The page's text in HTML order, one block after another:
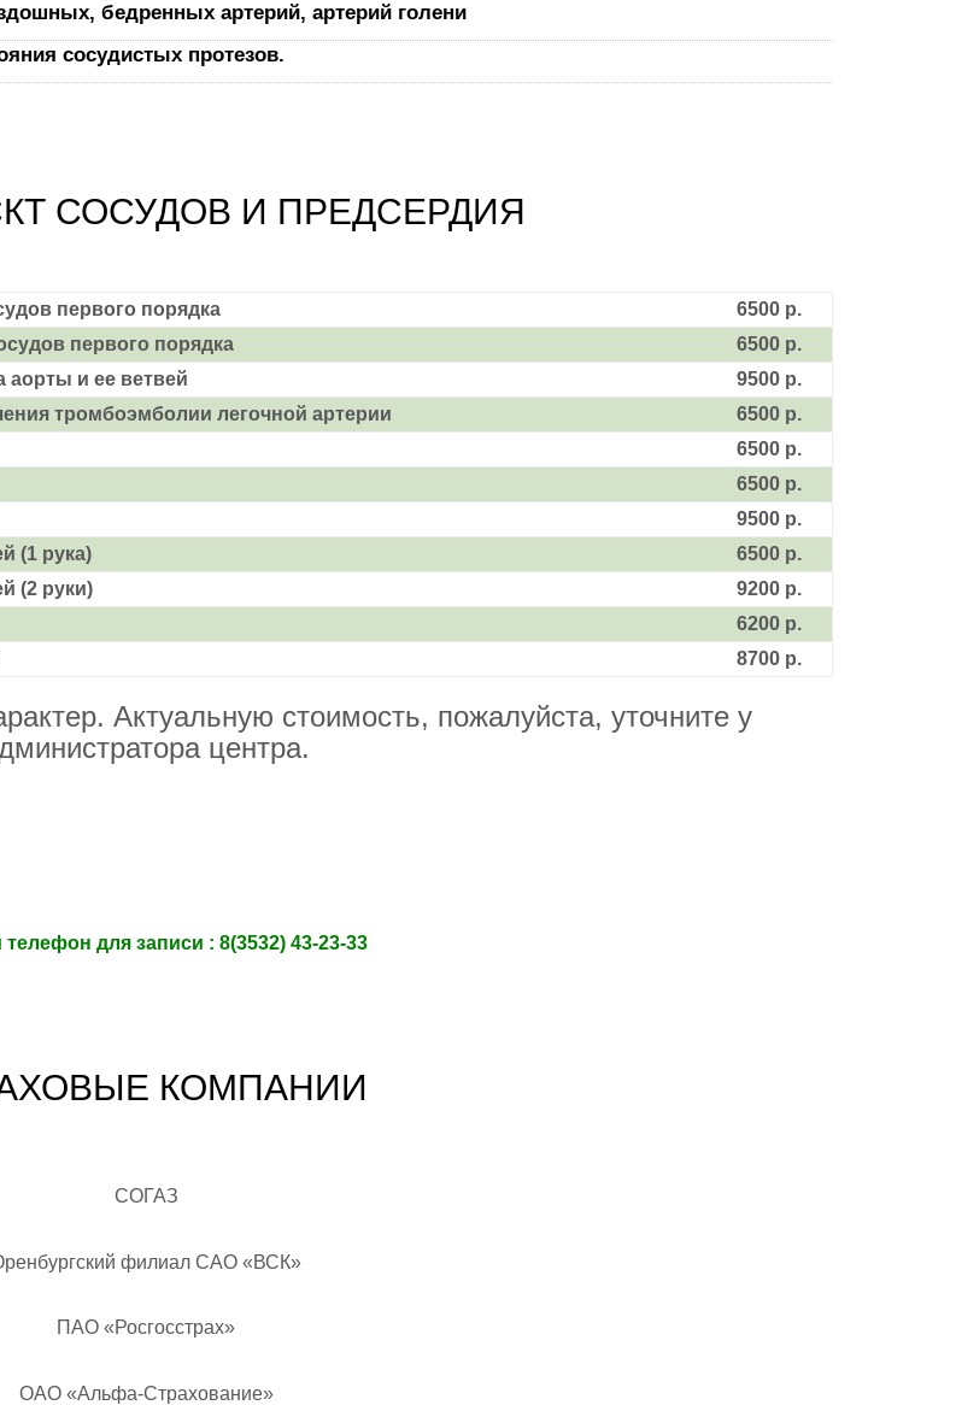
бедренных артерий, артерий голени
сосудистых протезов.
СОСУДОВ И ПРЕДСЕРДИЯ
первого порядка
6500 р.
первого порядка
6500 р.
аорты и ее ветвей
9500 р.
тромбоэмболии легочной артерии
6500 р.
6500 р.
6500 р.
9500 р.
(1 рука)
6500 р.
(2 руки)
9200 р.
6200 р.
8700 р.
Актуальную стоимость, пожалуйста, уточните у
центра.
для записи : 8(3532) 43-23-33
КОМПАНИИ
СОГАЗ
филиал САО «ВСК»
ПАО «Росгосстрах»
ОАО «Альфа-Страхование»